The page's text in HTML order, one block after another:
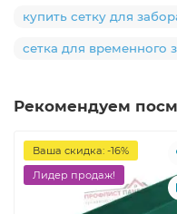
купить сетку для
сетка для временного
Рекомендуем
Ваша скидка: -16%
Лидер продаж!